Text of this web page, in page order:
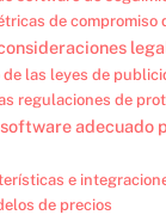
de compromiso
las leyes de
regulaciones de
adecuado
e
de precios